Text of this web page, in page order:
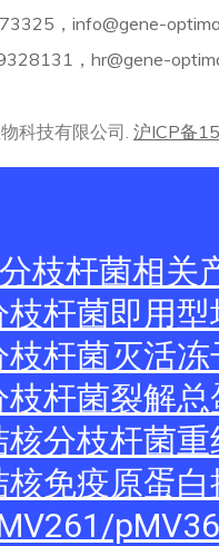
，info@gene-
，hr@gene-
科技有限公司. 沪ICP备
枝杆菌相关
枝杆菌即用型
枝杆菌灭活冻
枝杆菌裂解总
核分枝杆菌重
核免疫原蛋白